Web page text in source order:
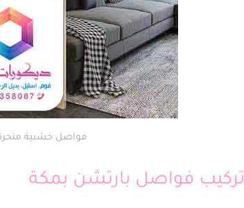
فواصل خشبية
تركيب فواصل بارتشن بمكة